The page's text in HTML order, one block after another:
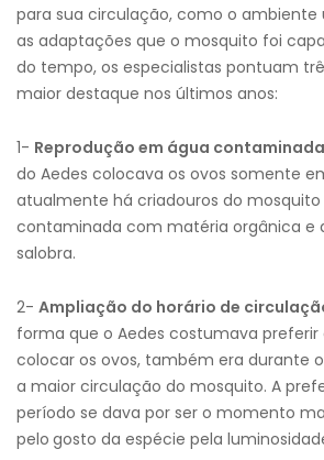
para sua circulação, como o ambiente
as adaptações que o mosquito foi
do tempo, os especialistas pontuam
maior destaque nos últimos anos:
1- Reprodução em água contaminada
do Aedes colocava os ovos somente
atualmente há criadouros do
contaminada com matéria orgânica e
salobra.
2- Ampliação do horário de
forma que o Aedes costumava preferir
colocar os ovos, também era durante
a maior circulação do mosquito. A
período se dava por ser o momento
pelo gosto da espécie pela